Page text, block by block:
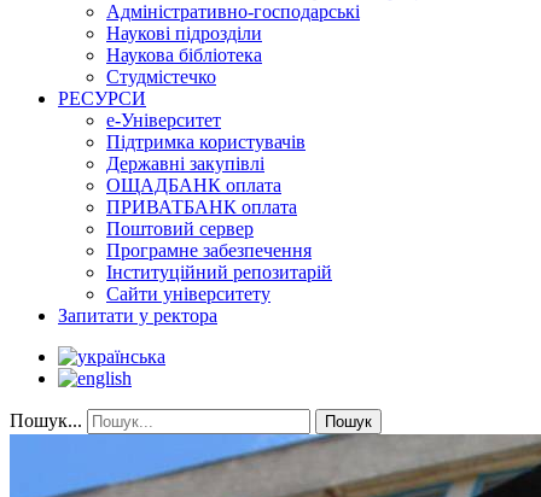
Адміністративно-господарські
Наукові підрозділи
Наукова бібліотека
Студмістечко
РЕСУРСИ
е-Університет
Підтримка користувачів
Державні закупівлі
ОЩАДБАНК оплата
ПРИВАТБАНК оплата
Поштовий сервер
Програмне забезпечення
Інституційний репозитарій
Сайти університету
Запитати у ректора
Пошук... Пошук